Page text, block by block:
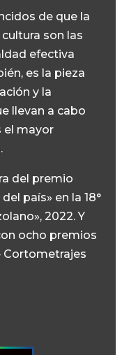
de que la
son las
efectiva
es la pieza
y la
llevan a cabo
el mayor
del premio
país» en la 18°
2022. Y
ocho premios
Cortometrajes